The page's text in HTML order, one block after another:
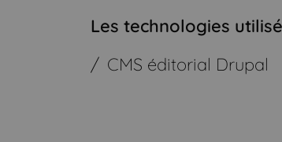
Les technologies
CMS éditorial Drupal